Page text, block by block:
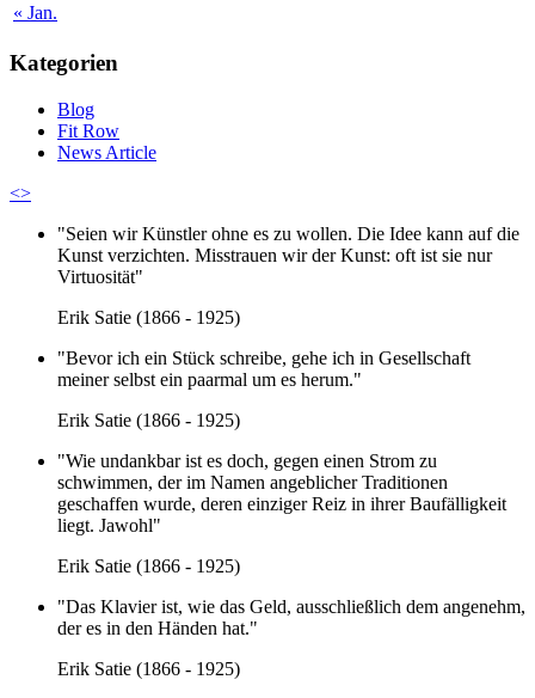
« Jan.
Kategorien
Blog
Fit Row
News Article
<>
"Seien wir Künstler ohne es zu wollen. Die Idee kann auf die
Kunst verzichten. Misstrauen wir der Kunst: oft ist sie nur
Virtuosität"
Erik Satie (1866 - 1925)
"Bevor ich ein Stück schreibe, gehe ich in Gesellschaft
meiner selbst ein paarmal um es herum."
Erik Satie (1866 - 1925)
"Wie undankbar ist es doch, gegen einen Strom zu
schwimmen, der im Namen angeblicher Traditionen
geschaffen wurde, deren einziger Reiz in ihrer Baufälligkeit
liegt. Jawohl"
Erik Satie (1866 - 1925)
"Das Klavier ist, wie das Geld, ausschließlich dem angenehm,
der es in den Händen hat."
Erik Satie (1866 - 1925)